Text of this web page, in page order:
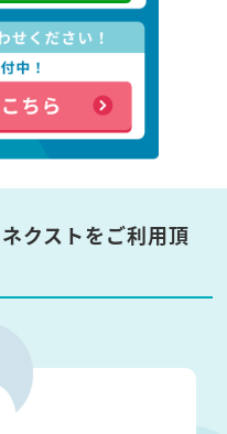
クストをご利用頂